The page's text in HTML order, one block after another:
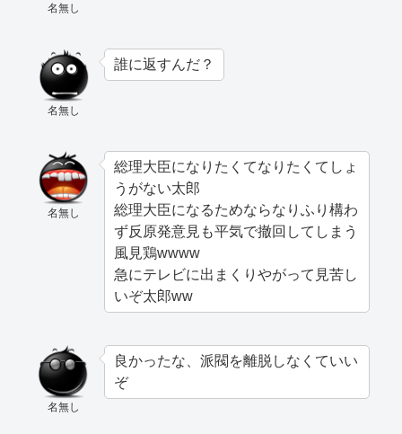
名無し
名無し
誰に返すんだ？
名無し
総理大臣になりたくてなりたくてしょ
うがない太郎
総理大臣になるためならなりふり構わ
ず反原発意見も平気で撤回してしまう
風見鶏wwww
急にテレビに出まくりやがって見苦し
いぞ太郎ww
名無し
良かったな、派閥を離脱しなくていい
ぞ